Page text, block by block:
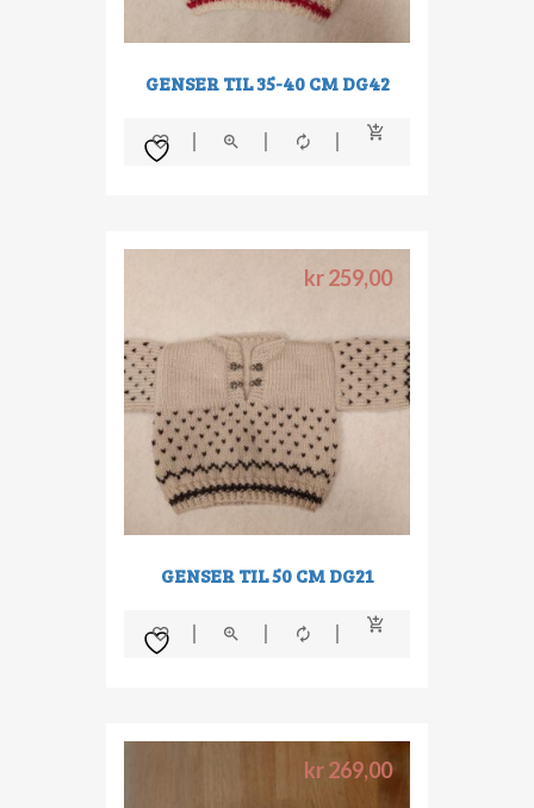
GENSER TIL 35-40 CM DG42
kr259,00
GENSER TIL 50 CM DG21
kr269,00